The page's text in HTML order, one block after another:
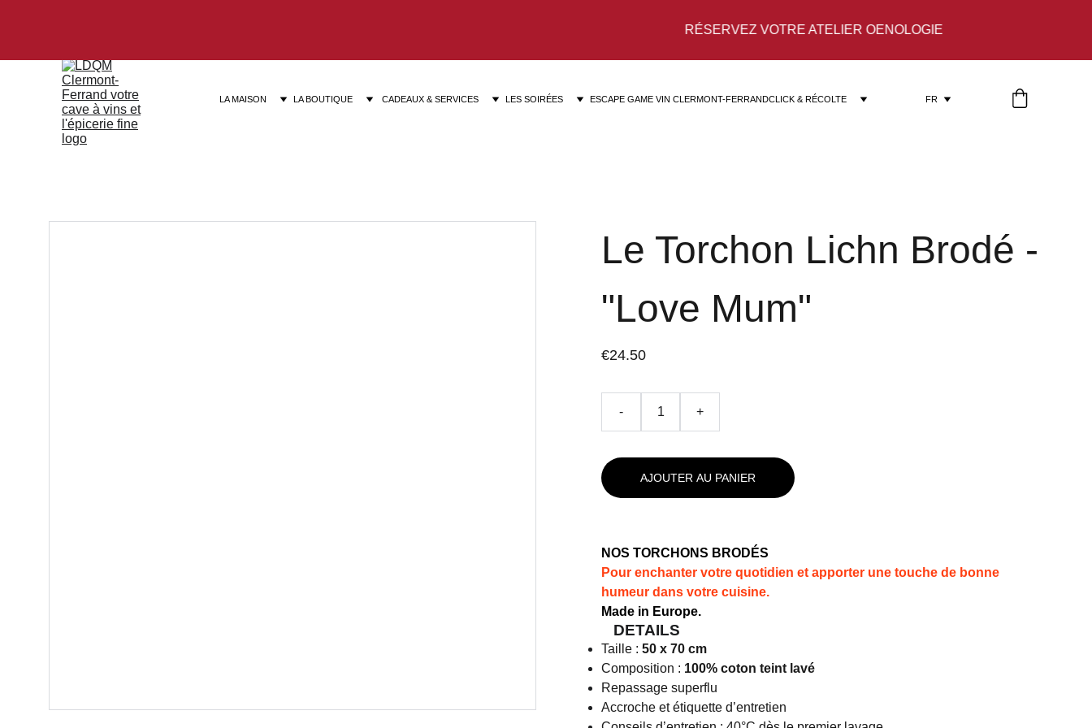
LA MAISON LA BOUTIQUE CADEAUX & SERVICES LES SOIRÉES ESCAPE GAME VIN CLERMONT-FERRANDCLICK & RÉCOLTE FR
Le Torchon Lichn Brodé -
"Love Mum"
€24.50
- +
AJOUTER AU PANIER
NOS TORCHONS BRODÉS
Pour enchanter votre quotidien et apporter une touche de bonne
humeur dans votre cuisine.
Made in Europe.
DETAILS
Taille : 50 x 70 cm
Composition : 100% coton teint lavé
Repassage superflu
Accroche et étiquette d’entretien
RÉSERVEZ VOTRE ATELIER OENOLOGIE